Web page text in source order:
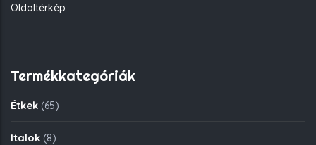
Oldaltérkép
Termékkategóriák
Étkek (65)
Italok (8)